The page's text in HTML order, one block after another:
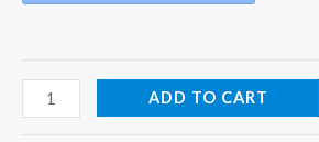
ADD TO CART